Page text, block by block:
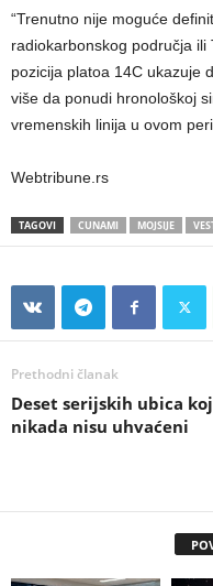
“Trenutno nije moguće
radiokarbonskog područja
pozicija platoa 14C ukazuje
više da ponudi hronološkoj
vremenskih linija u ovom
Webtribune.rs
TAGOVI CUNAMI MOJSIJE
Prethodni članak
Deset serijskih ubica
nikada nisu uhvaćeni